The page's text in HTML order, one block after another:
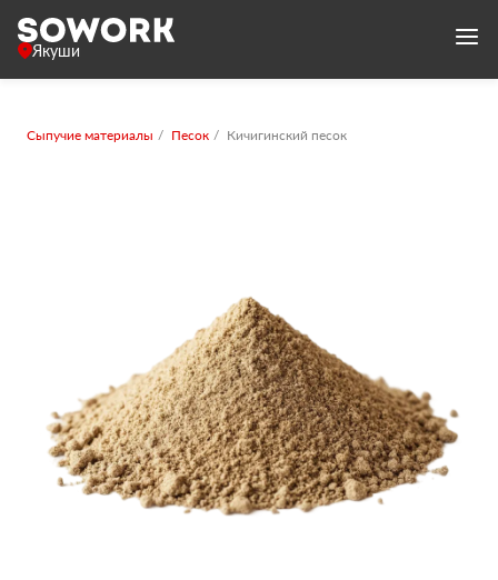
Якуши
Сыпучие материалы Песок Кичигинский песок